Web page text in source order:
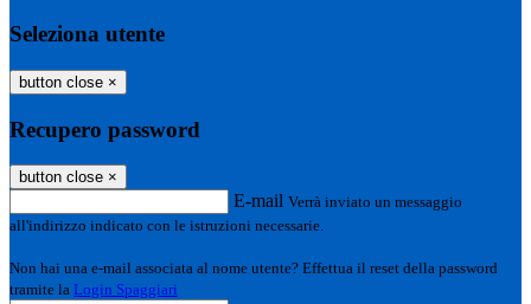
Seleziona utente
button close ×
Recupero password
button close ×
E-mail Verrà inviato un messaggio
all'indirizzo indicato con le istruzioni necessarie.
Non hai una e-mail associata al nome utente? Effettua il reset della password
tramite la Login Spaggiari